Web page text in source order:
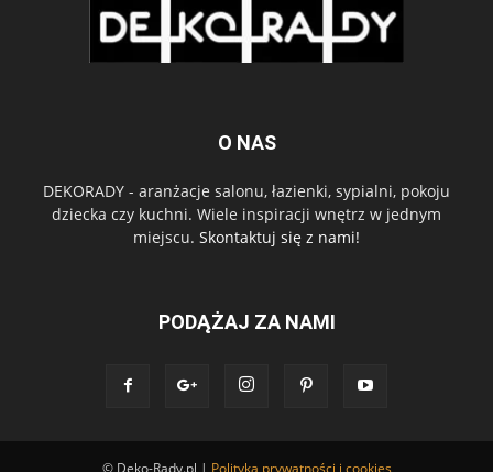
O NAS
DEKORADY - aranżacje salonu, łazienki, sypialni, pokoju
dziecka czy kuchni. Wiele inspiracji wnętrz w jednym
miejscu. Skontaktuj się z nami!
PODĄŻAJ ZA NAMI